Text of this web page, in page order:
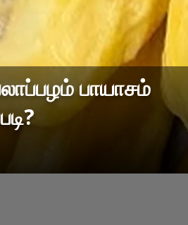
பாயாசம்